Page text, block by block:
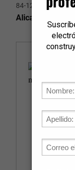
84-124LA
Alicates